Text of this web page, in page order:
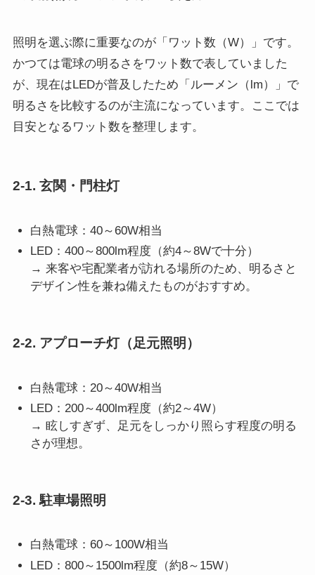
照明を選ぶ際に重要なのが「ワット数（W）」です。
かつては電球の明るさをワット数で表していました
が、現在はLEDが普及したため「ルーメン（lm）」で
明るさを比較するのが主流になっています。ここでは
目安となるワット数を整理します。
2-1. 玄関・門柱灯
白熱電球：40～60W相当
LED：400～800lm程度（約4～8Wで十分）
→ 来客や宅配業者が訪れる場所のため、明るさと
デザイン性を兼ね備えたものがおすすめ。
2-2. アプローチ灯（足元照明）
白熱電球：20～40W相当
LED：200～400lm程度（約2～4W）
→ 眩しすぎず、足元をしっかり照らす程度の明る
さが理想。
2-3. 駐車場照明
白熱電球：60～100W相当
LED：800～1500lm程度（約8～15W）